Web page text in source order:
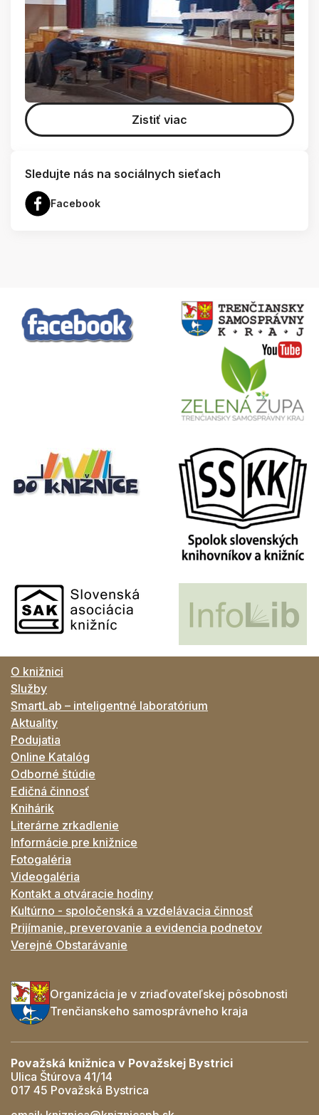
Zistiť viac
Sledujte nás na sociálnych sieťach
Facebook
O knižnici
Služby
SmartLab – inteligentné laboratórium
Aktuality
Podujatia
Online Katalóg
Odborné štúdie
Edičná činnosť
Knihárik
Literárne zrkadlenie
Informácie pre knižnice
Fotogaléria
Videogaléria
Kontakt a otváracie hodiny
Kultúrno - spoločenská a vzdelávacia činnosť
Prijímanie, preverovanie a evidencia podnetov
Verejné Obstarávanie
Organizácia je v zriaďovateľskej pôsobnosti
Trenčianskeho samosprávneho kraja
Považská knižnica v Považskej Bystrici
Ulica Štúrova 41/14
017 45 Považská Bystrica